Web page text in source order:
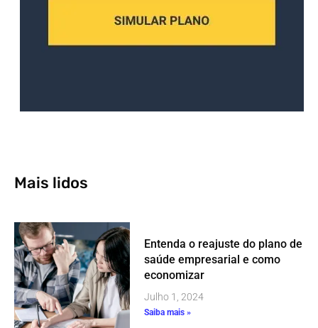
Mais lidos
Entenda o reajuste do plano de
saúde empresarial e como
economizar
Julho 1, 2024
Saiba mais »